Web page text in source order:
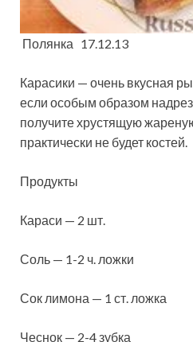
Полянка 17.12.13
Карасики — очень вкусная
если особым образом
получите хрустящую
практически не будет костей.
Продукты
Караси — 2 шт.
Соль — 1-2 ч. ложки
Сок лимона — 1 ст. ложка
Чеснок — 2-4зубка